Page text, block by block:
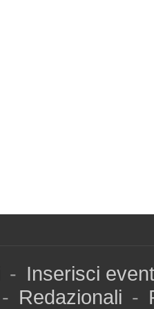
- Inserisci
- Redazionali -